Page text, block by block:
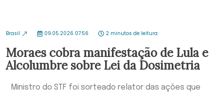
Brasil 09.05.2026 07:56 2 minutos de leitura
Moraes cobra manifestação de Lula e
Alcolumbre sobre Lei da Dosimetria
Ministro do STF foi sorteado relator das ações que